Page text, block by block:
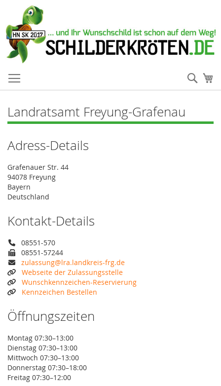
Landratsamt Freyung-Grafenau
Adress-Details
Grafenauer Str. 44
94078 Freyung
Bayern
Deutschland
Kontakt-Details
08551-570
08551-57244
zulassung@lra.landkreis-frg.de
Webseite der Zulassungsstelle
Wunschkennzeichen-Reservierung
Kennzeichen Bestellen
Öffnungszeiten
Montag 07:30–13:00
Dienstag 07:30–13:00
Mittwoch 07:30–13:00
Donnerstag 07:30–18:00
Freitag 07:30–12:00